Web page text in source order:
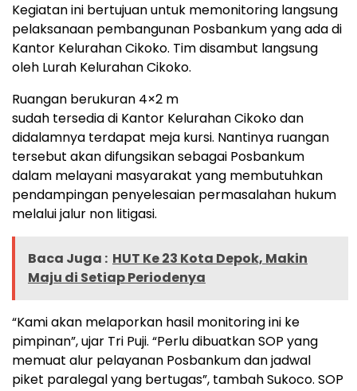
Kegiatan ini bertujuan untuk memonitoring langsung
pelaksanaan pembangunan Posbankum yang ada di
Kantor Kelurahan Cikoko. Tim disambut langsung
oleh Lurah Kelurahan Cikoko.
Ruangan berukuran 4×2 m
sudah tersedia di Kantor Kelurahan Cikoko dan
didalamnya terdapat meja kursi. Nantinya ruangan
tersebut akan difungsikan sebagai Posbankum
dalam melayani masyarakat yang membutuhkan
pendampingan penyelesaian permasalahan hukum
melalui jalur non litigasi.
Baca Juga : HUT Ke 23 Kota Depok, Makin
Maju di Setiap Periodenya
“Kami akan melaporkan hasil monitoring ini ke
pimpinan”, ujar Tri Puji. “Perlu dibuatkan SOP yang
memuat alur pelayanan Posbankum dan jadwal
piket paralegal yang bertugas”, tambah Sukoco. SOP